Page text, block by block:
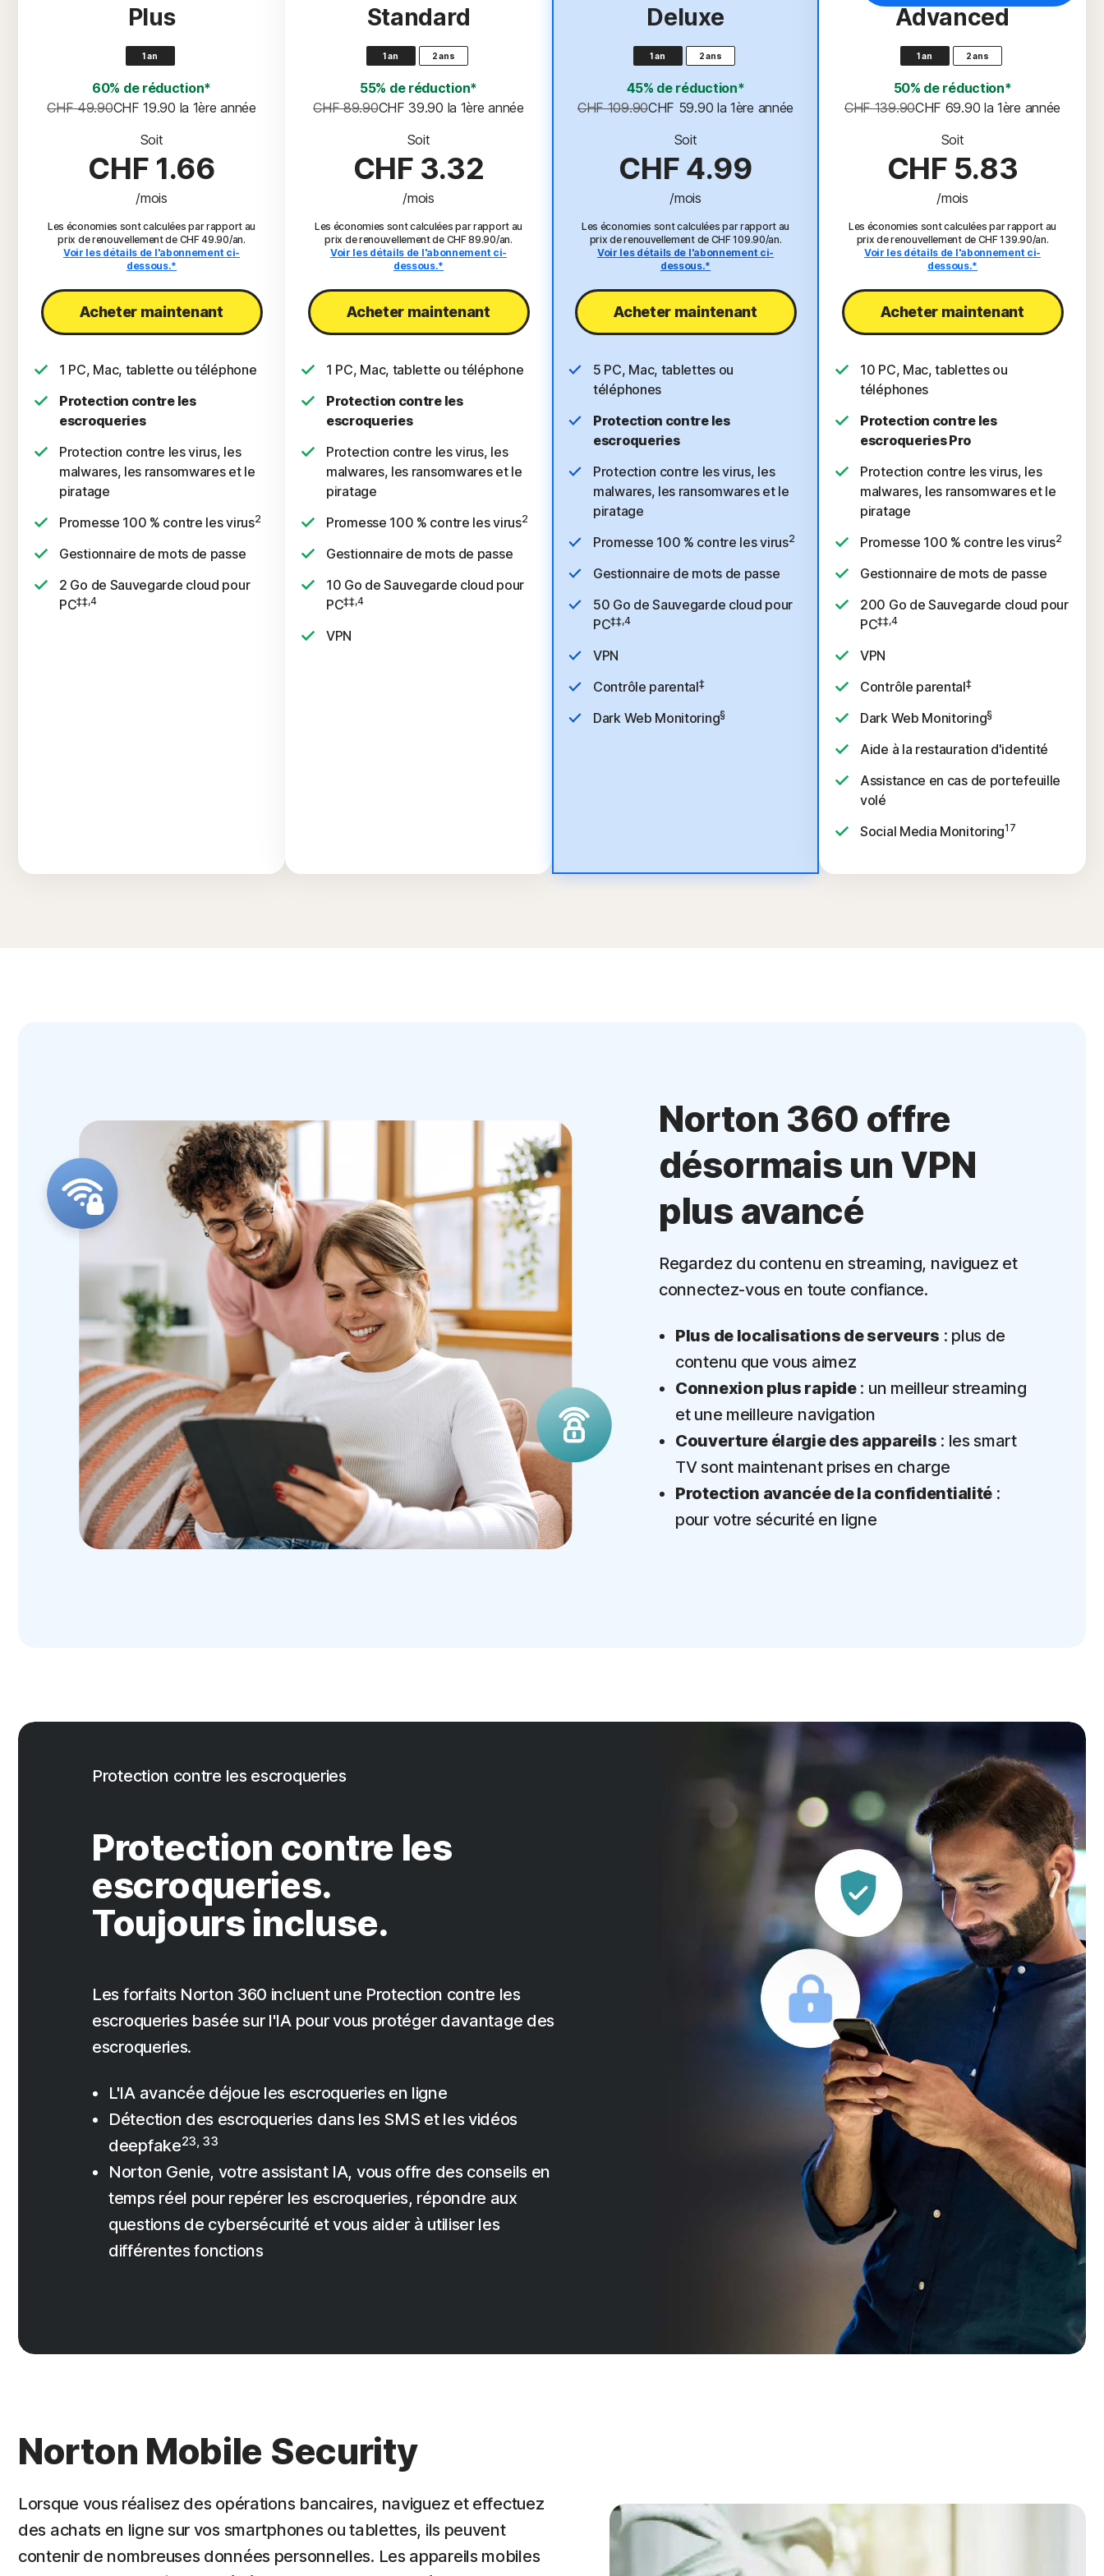
Plus
1 an
60% de réduction*
CHF 49.90CHF 19.90 la 1ère année
Soit
CHF 1.66
/mois
Les économies sont calculées par rapport au
prix de renouvellement de CHF 49.90/an.
Voir les détails de l'abonnement ci-
dessous.*
Acheter maintenant​
1 PC, Mac, tablette ou téléphone
Protection contre les
escroqueries
Protection contre les virus, les
malwares, les ransomwares et le
piratage
Promesse 100 % contre les virus2
Gestionnaire de mots de passe
2 Go de Sauvegarde cloud pour
PC‡‡,4
Standard
1 an 2 ans
55% de réduction*
CHF 89.90CHF 39.90 la 1ère année
Soit
CHF 3.32
/mois
Les économies sont calculées par rapport au
prix de renouvellement de CHF 89.90/an.
Voir les détails de l'abonnement ci-
dessous.*
Acheter maintenant​
1 PC, Mac, tablette ou téléphone
Protection contre les
escroqueries
Protection contre les virus, les
malwares, les ransomwares et le
piratage
Promesse 100 % contre les virus2
Gestionnaire de mots de passe
10 Go de Sauvegarde cloud pour
PC‡‡,4
VPN
Deluxe
1 an 2 ans
45% de réduction*
CHF 109.90CHF 59.90 la 1ère année
Soit
CHF 4.99
/mois
Les économies sont calculées par rapport au
prix de renouvellement de CHF 109.90/an.
Voir les détails de l'abonnement ci-
dessous.*
Acheter maintenant​
5 PC, Mac, tablettes ou
téléphones
Protection contre les
escroqueries
Protection contre les virus, les
malwares, les ransomwares et le
piratage
Promesse 100 % contre les virus2
Gestionnaire de mots de passe
50 Go de Sauvegarde cloud pour
PC‡‡,4
VPN
Contrôle parental‡
Dark Web Monitoring§
Advanced
1 an 2 ans
50% de réduction*
CHF 139.90CHF 69.90 la 1ère année
Soit
CHF 5.83
/mois
Les économies sont calculées par rapport au
prix de renouvellement de CHF 139.90/an.
Voir les détails de l'abonnement ci-
dessous.*
Acheter maintenant​
10 PC, Mac, tablettes ou
téléphones
Protection contre les
escroqueries Pro
Protection contre les virus, les
malwares, les ransomwares et le
piratage
Promesse 100 % contre les virus2
Gestionnaire de mots de passe
200 Go de Sauvegarde cloud pour
PC‡‡,4
VPN
Contrôle parental‡
Dark Web Monitoring§
Aide à la restauration d'identité
Assistance en cas de portefeuille
volé
Social Media Monitoring17
Norton 360 offre
désormais un VPN
plus avancé
Regardez du contenu en streaming, naviguez et
connectez-vous en toute confiance.
Plus de localisations de serveurs : plus de
contenu que vous aimez
Connexion plus rapide: un meilleur streaming
et une meilleure navigation
Couverture élargie des appareils : les smart
TV sont maintenant prises en charge
Protection avancée de la confidentialité :
pour votre sécurité en ligne
Protection contre les escroqueries
Protection contre les
escroqueries.
Toujours incluse.
Les forfaits Norton 360 incluent une Protection contre les
escroqueries basée sur l'IA pour vous protéger davantage des
escroqueries.
L'IA avancée déjoue les escroqueries en ligne
Détection des escroqueries dans les SMS et les vidéos
deepfake23, 33
Norton Genie, votre assistant IA, vous offre des conseils en
temps réel pour repérer les escroqueries, répondre aux
questions de cybersécurité et vous aider à utiliser les
différentes fonctions
Norton Mobile Security
Lorsque vous réalisez des opérations bancaires, naviguez et effectuez
des achats en ligne sur vos smartphones ou tablettes, ils peuvent
contenir de nombreuses données personnelles. Les appareils mobiles